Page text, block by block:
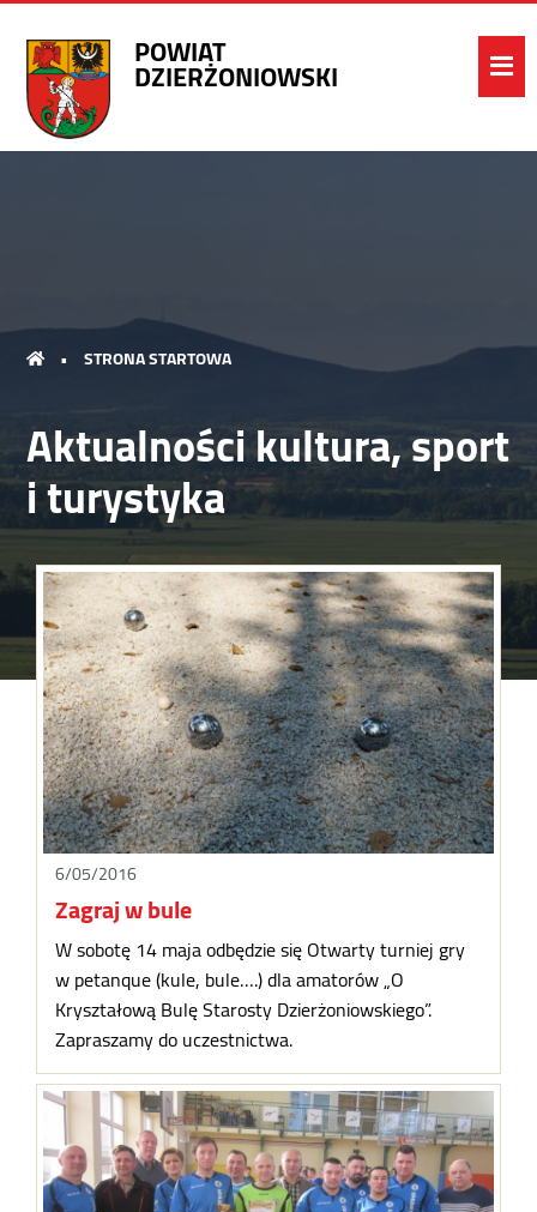
POWIAT
DZIERŻONIOWSKI
• STRONA STARTOWA
Aktualności kultura, sport
i turystyka
6/05/2016
Zagraj w bule
W sobotę 14 maja odbędzie się Otwarty turniej gry
w petanque (kule, bule….) dla amatorów „O
Kryształową Bulę Starosty Dzierżoniowskiego”.
Zapraszamy do uczestnictwa.